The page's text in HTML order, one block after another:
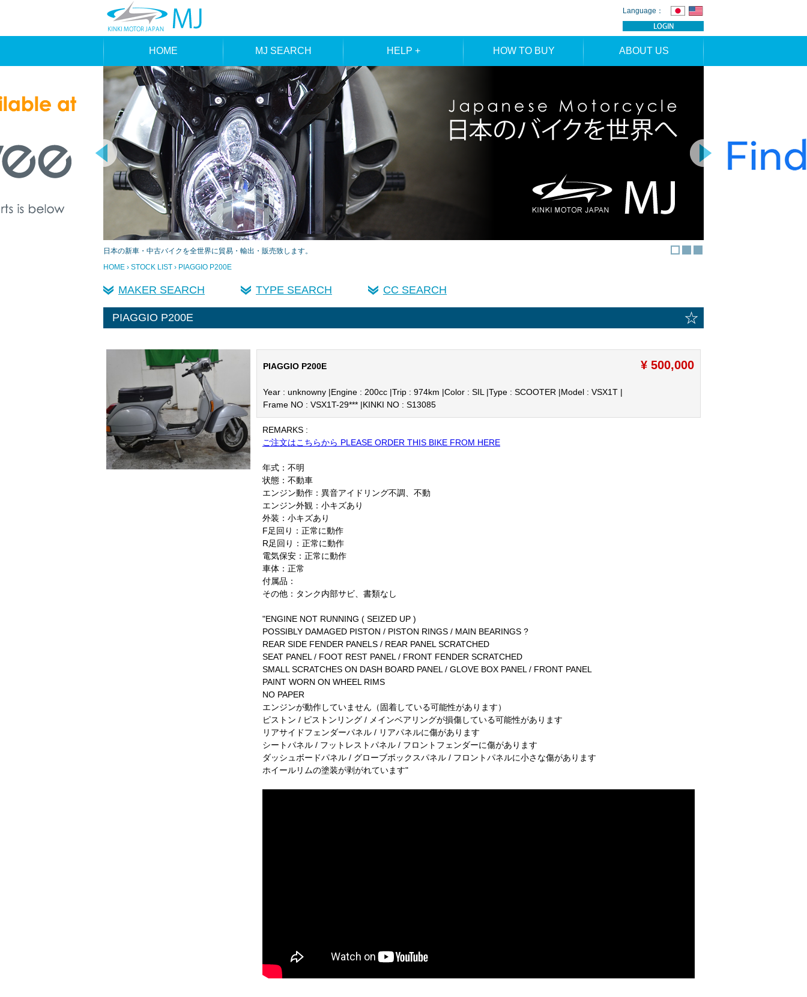
Language：
HOME MJ SEARCH
MAKER SEARCH
TYPE SEARCH
HELP + HOW TO BUY
MEMBERS
ABOUT US
CONTACT
APPLICATION
日本の新車・中古バイクを全世界に貿易・輸出・販売致します。
HOME › STOCK LIST › PIAGGIO P200E
MAKER SEARCH TYPE SEARCH CC SEARCH
PIAGGIO P200E ☆
PIAGGIO P200E ¥ 500,000
Year : unknowny |Engine : 200cc |Trip : 974km |Color : SIL |Type : SCOOTER |Model : VSX1T |
Frame NO : VSX1T-29*** |KINKI NO : S13085
REMARKS :
ご注文はこちらから PLEASE ORDER THIS BIKE FROM HERE
年式：不明
状態：不動車
エンジン動作：異音アイドリング不調、不動
エンジン外観：小キズあり
外装：小キズあり
F足回り：正常に動作
R足回り：正常に動作
電気保安：正常に動作
車体：正常
付属品：
その他：タンク内部サビ、書類なし
"ENGINE NOT RUNNING ( SEIZED UP )
POSSIBLY DAMAGED PISTON / PISTON RINGS / MAIN BEARINGS ?
REAR SIDE FENDER PANELS / REAR PANEL SCRATCHED
SEAT PANEL / FOOT REST PANEL / FRONT FENDER SCRATCHED
SMALL SCRATCHES ON DASH BOARD PANEL / GLOVE BOX PANEL / FRONT PANEL
PAINT WORN ON WHEEL RIMS
NO PAPER
エンジンが動作していません（固着している可能性があります）
ピストン / ピストンリング / メインベアリングが損傷している可能性があります
リアサイドフェンダーパネル / リアパネルに傷があります
シートパネル / フットレストパネル / フロントフェンダーに傷があります
ダッシュボードパネル / グローブボックスパネル / フロントパネルに小さな傷があります
ホイールリムの塗装が剥がれています"